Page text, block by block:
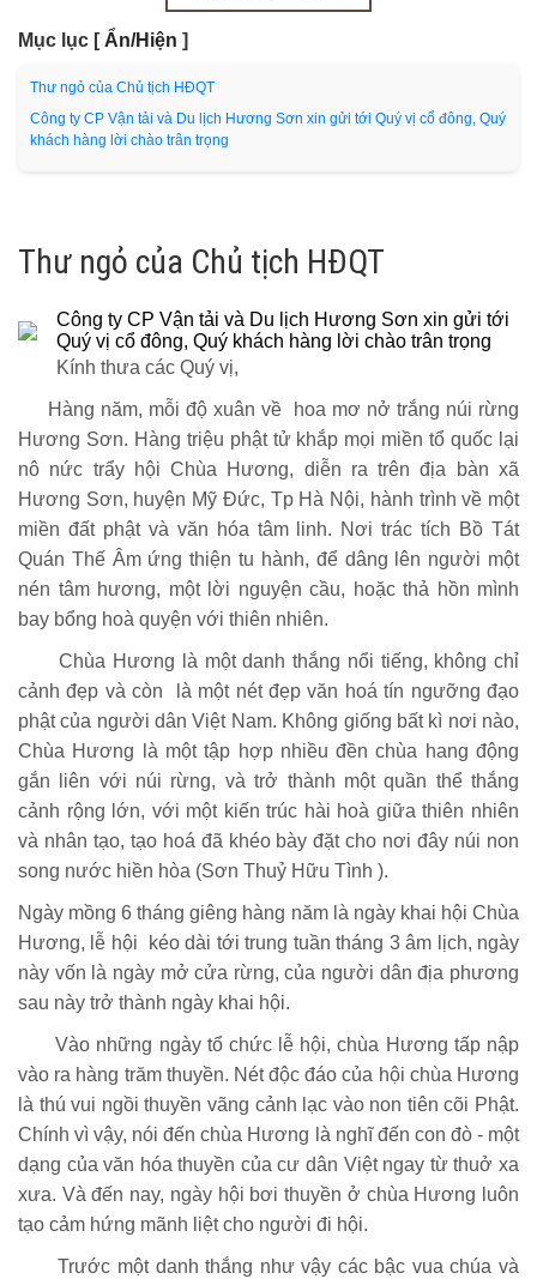
Mục lục [ Ẩn/Hiện ]
Thư ngỏ của Chủ tịch HĐQT
Công ty CP Vận tải và Du lịch Hương Sơn xin gửi tới Quý vị cổ đông, Quý
khách hàng lời chào trân trọng
Thư ngỏ của Chủ tịch HĐQT
Công ty CP Vận tải và Du lịch Hương Sơn xin gửi tới
Quý vị cổ đông, Quý khách hàng lời chào trân trọng
Kính thưa các Quý vị,
Hàng năm, mỗi độ xuân về hoa mơ nở trắng núi rừng
Hương Sơn. Hàng triệu phật tử khắp mọi miền tổ quốc lại
nô nức trẩy hội Chùa Hương, diễn ra trên địa bàn xã
Hương Sơn, huyện Mỹ Đức, Tp Hà Nội, hành trình về một
miền đất phật và văn hóa tâm linh. Nơi trác tích Bồ Tát
Quán Thế Âm ứng thiện tu hành, để dâng lên người một
nén tâm hương, một lời nguyện cầu, hoặc thả hồn mình
bay bổng hoà quyện với thiên nhiên.
Chùa Hương là một danh thắng nổi tiếng, không chỉ
cảnh đẹp và còn là một nét đẹp văn hoá tín ngưỡng đạo
phật của người dân Việt Nam. Không giống bất kì nơi nào,
Chùa Hương là một tập hợp nhiều đền chùa hang động
gắn liên với núi rừng, và trở thành một quần thể thắng
cảnh rộng lớn, với một kiến trúc hài hoà giữa thiên nhiên
và nhân tạo, tạo hoá đã khéo bày đặt cho nơi đây núi non
song nước hiền hòa (Sơn Thuỷ Hữu Tình ).
Ngày mồng 6 tháng giêng hàng năm là ngày khai hội Chùa
Hương, lễ hội kéo dài tới trung tuần tháng 3 âm lịch, ngày
này vốn là ngày mở cửa rừng, của người dân địa phương
sau này trở thành ngày khai hội.
Vào những ngày tổ chức lễ hội, chùa Hương tấp nập
vào ra hàng trăm thuyền. Nét độc đáo của hội chùa Hương
là thú vui ngồi thuyền vãng cảnh lạc vào non tiên cõi Phật.
Chính vì vậy, nói đến chùa Hương là nghĩ đến con đò - một
dạng của văn hóa thuyền của cư dân Việt ngay từ thuở xa
xưa. Và đến nay, ngày hội bơi thuyền ở chùa Hương luôn
tạo cảm hứng mãnh liệt cho người đi hội.
Trước một danh thắng như vậy các bậc vua chúa và